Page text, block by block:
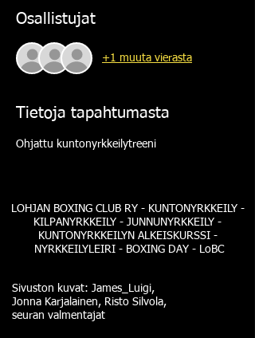
Osallistujat
+1 muuta vierasta
Tietoja tapahtumasta
Ohjattu kuntonyrkkeilytreeni
LOHJAN BOXING CLUB RY - KUNTONYRKKEILY -
KILPANYRKKEILY - JUNNUNYRKKEILY -
KUNTONYRKKEILYN ALKEISKURSSI -
NYRKKEILYLEIRI - BOXING DAY - LoBC
Sivuston kuvat: James_Luigi,
Jonna Karjalainen, Risto Silvola,
seuran valmentajat